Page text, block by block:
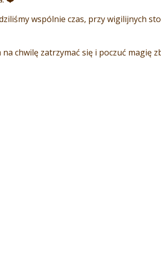
wspólnie czas, przy wigilijnych
chwilę zatrzymać się i poczuć magię